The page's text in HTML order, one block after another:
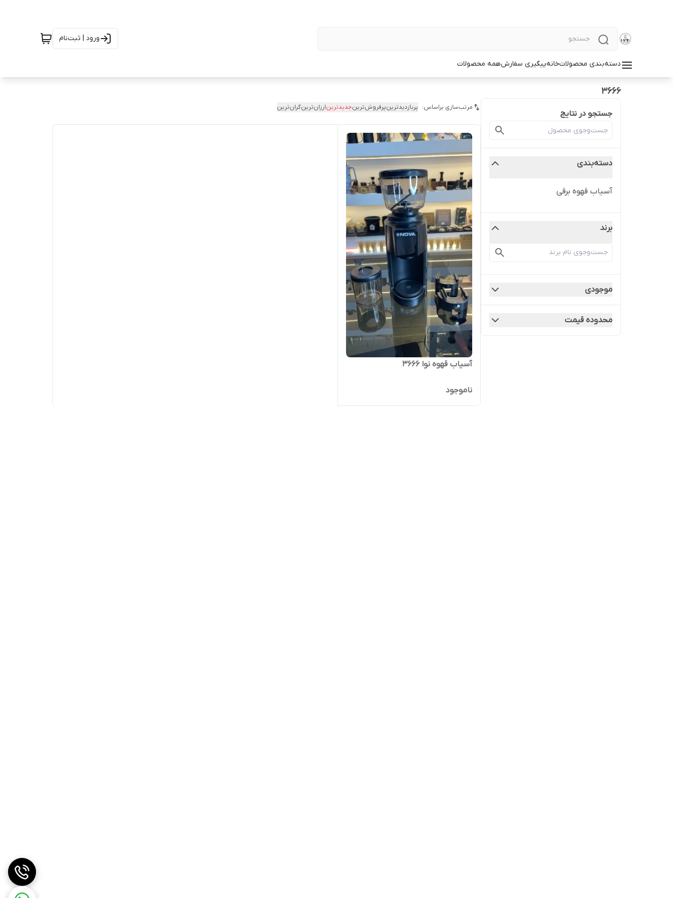
ورود | ثبت‌نام
دسته‌بندی محصولاتخانهپیگیری سفارشهمه محصولات
۳۶۶۶
جستجو در نتایج
دسته‌بندی
آسیاب قهوه برقی
برند
موجودی
محدوده قیمت
مرتب‌سازی براساس: پربازدیدترینپرفروش‌ترینجدیدترینارزان‌ترینگران‌ترین
آسیاب قهوه نوا ۳۶۶۶
ناموجود